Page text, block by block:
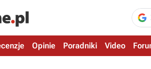
Opinie Poradniki Video